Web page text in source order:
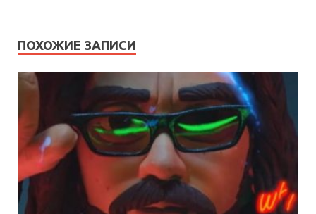
ПОХОЖИЕ ЗАПИСИ